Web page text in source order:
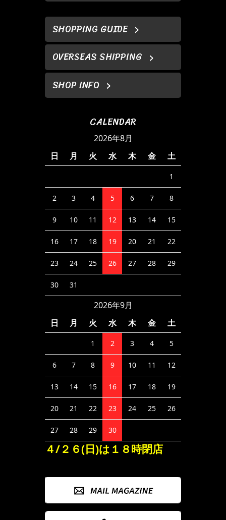
SHOPPING GUIDE
OVERSEAS SHIPPING
SHOP INFO
CALENDAR
2026年8月
日
月 火 水 木 金 土
1
2 3 4 5 6 7 8
9 10 11 12 13 14 15
16 17 18 19 20 21 22
23 24 25 26 27 28 29
30 31
2026年9月
日
月 火 水 木 金 土
1 2 3 4 5
6 7 8 9 10 11 12
13 14 15 16 17 18 19
20 21 22 23 24 25 26
27 28 29 30
４/２６(日)は１８時閉店